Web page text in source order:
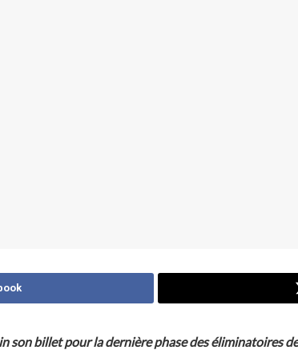
son billet pour la dernière phase des éliminatoires